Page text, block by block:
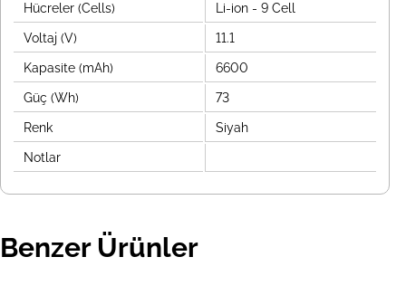
Hücreler (Cells) Li-ion - 9 Cell
Voltaj (V) 11.1
Kapasite (mAh) 6600
Güç (Wh) 73
Renk Siyah
Notlar
Benzer Ürünler